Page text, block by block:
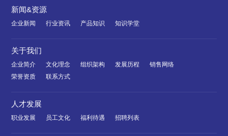
新闻&资源
企业新闻 行业资讯 产品知识 知识学堂
关于我们
企业简介 文化理念 组织架构 发展历程
销售网络
荣誉资质
联系方式
人才发展
职业发展 员工文化 福利待遇 招聘列表